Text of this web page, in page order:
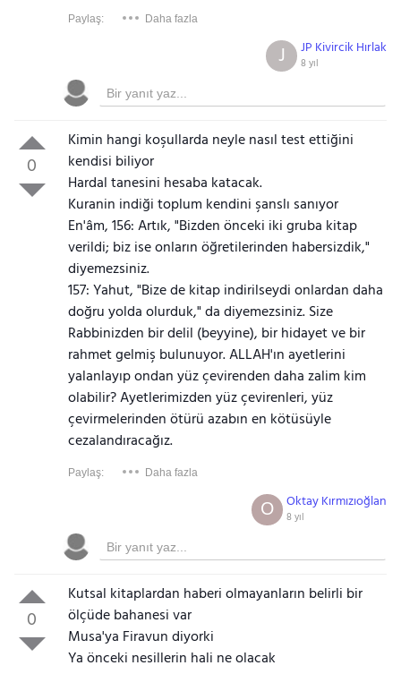
Paylaş: Daha fazla
JP Kivircik Hırlak
8 yıl
J
0
Kimin hangi koşullarda neyle nasıl test ettiğini
kendisi biliyor
Hardal tanesini hesaba katacak.
Kuranin indiği toplum kendini şanslı sanıyor
En'âm, 156: Artık, "Bizden önceki iki gruba kitap
verildi; biz ise onların öğretilerinden habersizdik,"
diyemezsiniz.
157: Yahut, "Bize de kitap indirilseydi onlardan daha
doğru yolda olurduk," da diyemezsiniz. Size
Rabbinizden bir delil (beyyine), bir hidayet ve bir
rahmet gelmiş bulunuyor. ALLAH'ın ayetlerini
yalanlayıp ondan yüz çevirenden daha zalim kim
olabilir? Ayetlerimizden yüz çevirenleri, yüz
çevirmelerinden ötürü azabın en kötüsüyle
cezalandıracağız.
Paylaş: Daha fazla
Oktay Kırmızıoğlan
8 yıl
O
0
Kutsal kitaplardan haberi olmayanların belirli bir
ölçüde bahanesi var
Musa'ya Firavun diyorki
Ya önceki nesillerin hali ne olacak